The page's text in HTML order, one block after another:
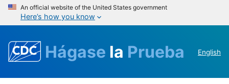
An official website of the United States government
Here’s how you know
Hágase la Prueba English